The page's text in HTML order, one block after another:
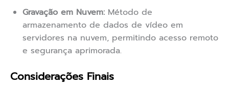
Gravação em Nuvem: Método de
armazenamento de dados de vídeo em
servidores na nuvem, permitindo acesso remoto
e segurança aprimorada.
Considerações Finais